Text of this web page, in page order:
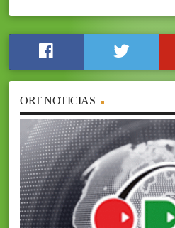
ORT NOTICIAS